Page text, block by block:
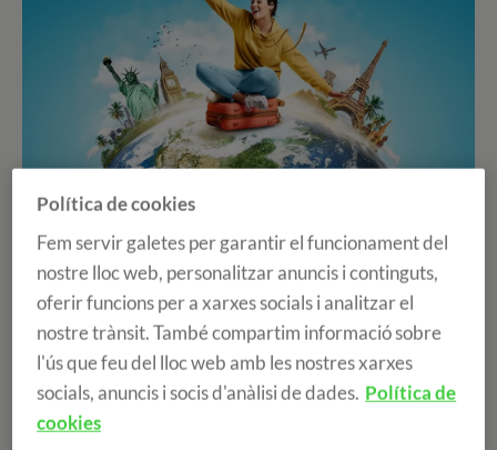
millor manera de gaudir-lo que amb un viatge en
família, amb amics, amb la parella o simplement sols. En
el moment en els que ens plantegem un viatge, comença
a sorgir-nos moltíssimes emocions, l'alegria de saber el
bé que ens ho passarem, les ganes de conèixer el nostre
destí i viure noves aventures, però també, apareixen
aquells nervis a la panxa i el famós estrès de saber que
Política de cookies
Fem servir galetes per garantir el funcionament del
nostre lloc web, personalitzar anuncis i continguts,
oferir funcions per a xarxes socials i analitzar el
nostre trànsit. També compartim informació sobre
l'ús que feu del lloc web amb les nostres xarxes
socials, anuncis i socis d'anàlisi de dades. Política de
cookies